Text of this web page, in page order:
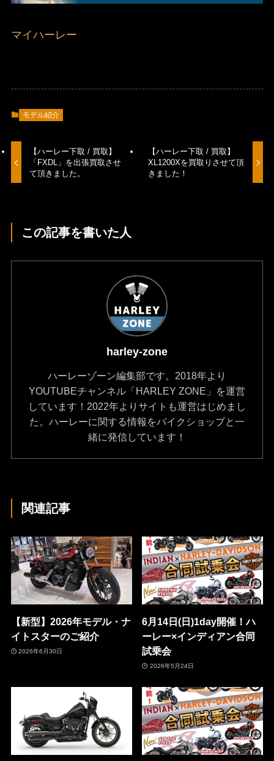
マイハーレー
モデル紹介
【ハーレー下取 / 買取】
「FXDL」を出張買取させ
て頂きました。
【ハーレー下取 / 買取】
XL1200Xを買取りさせて頂
きました！
この記事を書いた人
harley-zone
ハーレーゾーン編集部です。2018年より
YOUTUBEチャンネル「HARLEY ZONE」を運営
しています！2022年よりサイトも運営はじめまし
た。ハーレーに関する情報をバイクショップと一
緒に発信しています！
関連記事
【新型】2026年モデル・ナ
イトスターのご紹介
2026年6月30日
6月14日(日)1day開催！ハ
ーレー×インディアン合同
試乗会
2026年5月24日